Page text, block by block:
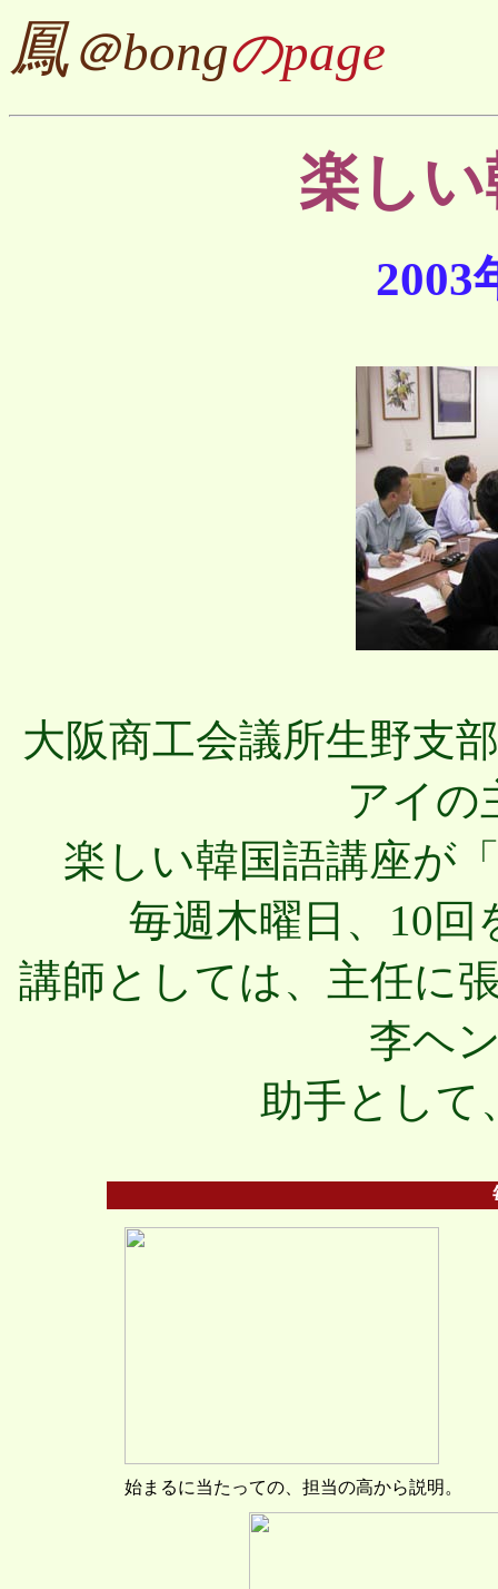
鳳＠bongのpage
楽し
2003
大阪商工会議所生野支
アイの
楽しい韓国語講座が
毎週木曜日、10
講師としては、主任に
李ヘ
助手として
始まるに当たっての、担当の高から説明。